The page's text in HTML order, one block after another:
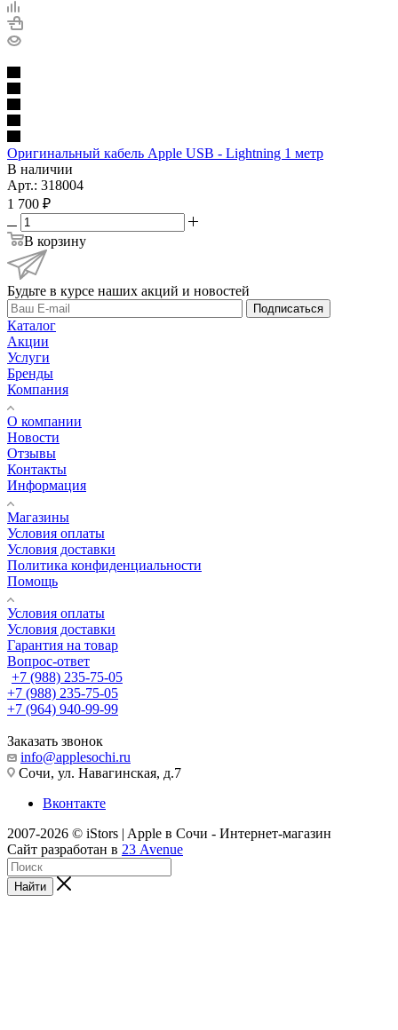
Оригинальный кабель Apple USB - Lightning 1 метр
В наличии
Арт.: 318004
1 700 ₽
В корзину
Будьте в курсе наших акций и новостей
Подписаться
Каталог
Акции
Услуги
Бренды
Компания
О компании
Новости
Отзывы
Контакты
Информация
Магазины
Условия оплаты
Условия доставки
Политика конфиденциальности
Помощь
Условия оплаты
Условия доставки
Гарантия на товар
Вопрос-ответ
+7 (988) 235-75-05
+7 (988) 235-75-05
+7 (964) 940-99-99
Заказать звонок
info@applesochi.ru
Сочи, ул. Навагинская, д.7
Вконтакте
2007-2026 © iStors | Apple в Сочи - Интернет-магазин
Сайт разработан в 23 Avenue
Найти